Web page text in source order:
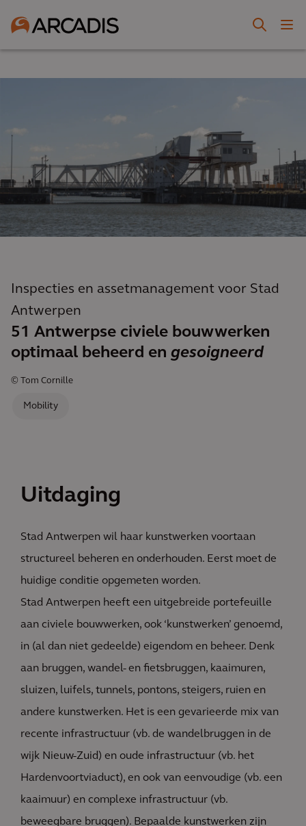
Inspecties en assetmanagement voor Stad
Antwerpen
51 Antwerpse civiele bouwwerken
optimaal beheerd en gesoigneerd
© Tom Cornille
Mobility
Uitdaging
Stad Antwerpen wil haar kunstwerken voortaan
structureel beheren en onderhouden. Eerst moet de
huidige conditie opgemeten worden.
Stad Antwerpen heeft een uitgebreide portefeuille
aan civiele bouwwerken, ook ‘kunstwerken’ genoemd,
in (al dan niet gedeelde) eigendom en beheer. Denk
aan bruggen, wandel- en fietsbruggen, kaaimuren,
sluizen, luifels, tunnels, pontons, steigers, ruien en
andere kunstwerken. Het is een gevarieerde mix van
recente infrastructuur (vb. de wandelbruggen in de
wijk Nieuw-Zuid) en oude infrastructuur (vb. het
Hardenvoortviaduct), en ook van eenvoudige (vb. een
kaaimuur) en complexe infrastructuur (vb.
beweegbare bruggen). Bepaalde kunstwerken zijn